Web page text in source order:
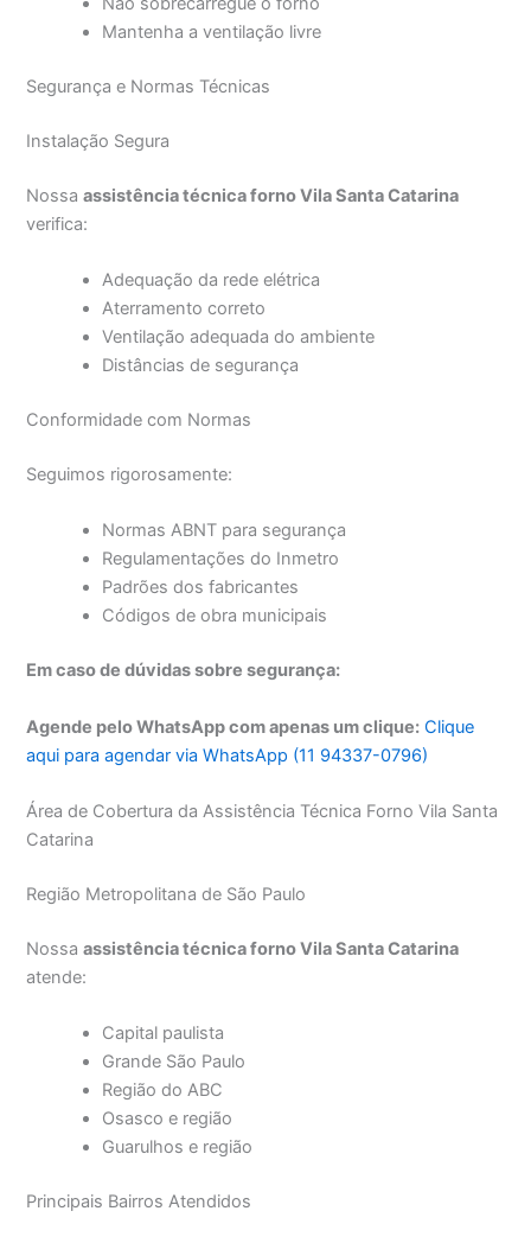
Mantenha a ventilação livre
Segurança e Normas Técnicas
Instalação Segura
Nossaassistência técnica forno Vila Santa Catarina
verifica:
Adequação da rede elétrica
Aterramento correto
Ventilação adequada do ambiente
Distâncias de segurança
Conformidade com Normas
Seguimos rigorosamente:
Normas ABNT para segurança
Regulamentações do Inmetro
Padrões dos fabricantes
Códigos de obra municipais
Em caso de dúvidas sobre segurança:
Agende pelo WhatsApp com apenas um clique: Clique
aqui para agendar via WhatsApp (11 94337-0796)
Área de Cobertura da Assistência Técnica Forno Vila Santa
Catarina
Região Metropolitana de São Paulo
Nossaassistência técnica forno Vila Santa Catarina
atende:
Capital paulista
Grande São Paulo
Região do ABC
Osasco e região
Guarulhos e região
Principais Bairros Atendidos